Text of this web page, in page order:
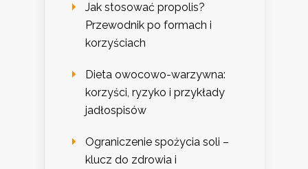
Jak stosować propolis?
Przewodnik po formach i
korzyściach
Dieta owocowo-warzywna:
korzyści, ryzyko i przykłady
jadłospisów
Ograniczenie spożycia soli –
klucz do zdrowia i